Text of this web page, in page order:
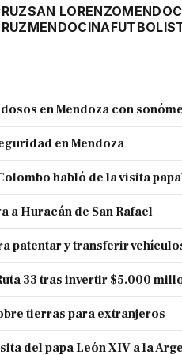
SAN LORENZO
MENDOCINA
en Mendoza con
en Mendoza
habló de la visita
a Huracán de San Rafael
patentar y transferir
33 tras invertir $5.000
tierras para extranjeros
del papa León XIV a la